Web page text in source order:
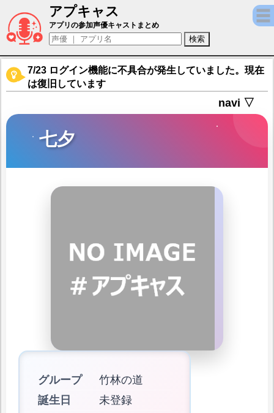
アプキャス
七夕（声優：植田佳奈)【雀魂 -じゃんたま-
アプリの参加声優キャストまとめ
7/23 ログイン機能に不具合が発生していました。現在
は復旧しています
navi ▽
七夕
グループ
竹林の道
誕生日
未登録